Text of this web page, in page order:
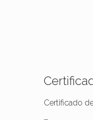
Certificado